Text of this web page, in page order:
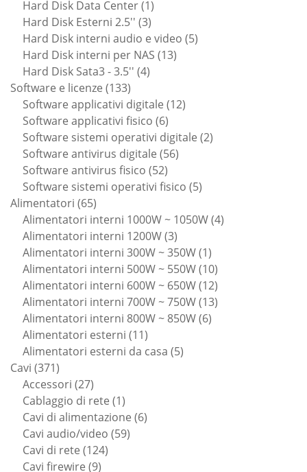
prodotti
Hard Disk Data Center 11
prodotto
Hard Disk Esterni 2.5'' 33
prodotti
Hard Disk interni audio e video 55
Hard Disk interni per NAS 1313
Hard Disk Sata3 - 3.5'' 44
Software e licenze 133133
prodotti
Software applicativi digitale 1212
Software applicativi fisico 66
prodotti
Software sistemi operativi digitale 22
Software antivirus digitale 5656
Software antivirus fisico 5252
prodotti
Software sistemi operativi fisico 55
Alimentatori 6565
prodotti
Alimentatori interni 1000W ~ 1050W 44
Alimentatori interni 1200W 33
prodotti
Alimentatori interni 300W ~ 350W 11
prodotto
Alimentatori interni 500W ~ 550W 1010
prodotti
Alimentatori interni 600W ~ 650W 1212
prodotti
Alimentatori interni 700W ~ 750W 1313
Alimentatori interni 800W ~ 850W 66
Alimentatori esterni 1111
prodotti
Alimentatori esterni da casa 55
Cavi 371371
prodotti
Accessori 2727
prodotti
Cablaggio di rete 11
prodotto
Cavi di alimentazione 66
Cavi audio/video 5959
Cavi di rete 124124
Cavi firewire 99